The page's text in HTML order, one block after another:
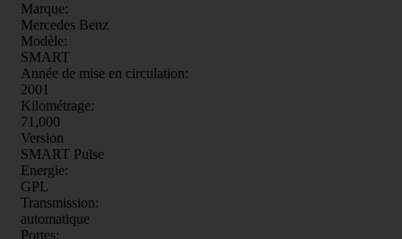
Marque:
Mercedes Benz
Modèle:
SMART
Année de mise en circulation:
2001
Kilométrage:
71,000
Version
SMART Pulse
Energie:
GPL
Transmission:
automatique
Portes: